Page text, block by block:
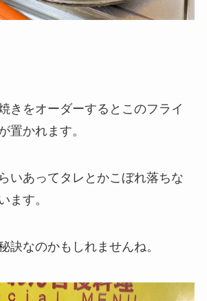
きをオーダーするとこのフライ
置かれます。
いあってタレとかこぼれ落ちな
ます。
訣なのかもしれませんね。